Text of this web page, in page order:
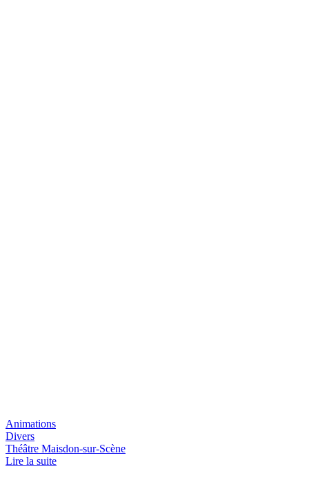
Animations
Divers
Théâtre Maisdon-sur-Scène
Lire la suite